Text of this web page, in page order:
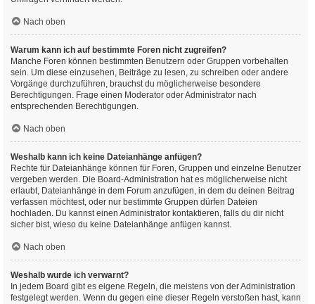
Nach oben
Warum kann ich auf bestimmte Foren nicht zugreifen?
Manche Foren können bestimmten Benutzern oder Gruppen vorbehalten
sein. Um diese einzusehen, Beiträge zu lesen, zu schreiben oder andere
Vorgänge durchzuführen, brauchst du möglicherweise besondere
Berechtigungen. Frage einen Moderator oder Administrator nach
entsprechenden Berechtigungen.
Nach oben
Weshalb kann ich keine Dateianhänge anfügen?
Rechte für Dateianhänge können für Foren, Gruppen und einzelne Benutzer
vergeben werden. Die Board-Administration hat es möglicherweise nicht
erlaubt, Dateianhänge in dem Forum anzufügen, in dem du deinen Beitrag
verfassen möchtest, oder nur bestimmte Gruppen dürfen Dateien
hochladen. Du kannst einen Administrator kontaktieren, falls du dir nicht
sicher bist, wieso du keine Dateianhänge anfügen kannst.
Nach oben
Weshalb wurde ich verwarnt?
In jedem Board gibt es eigene Regeln, die meistens von der Administration
festgelegt werden. Wenn du gegen eine dieser Regeln verstoßen hast, kann